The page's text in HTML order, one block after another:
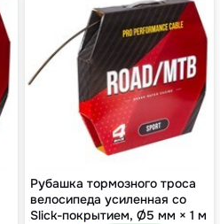
Рубашка тормозного троса
велосипеда усиленная со
Slick-покрытием, Ø5 мм × 1 м